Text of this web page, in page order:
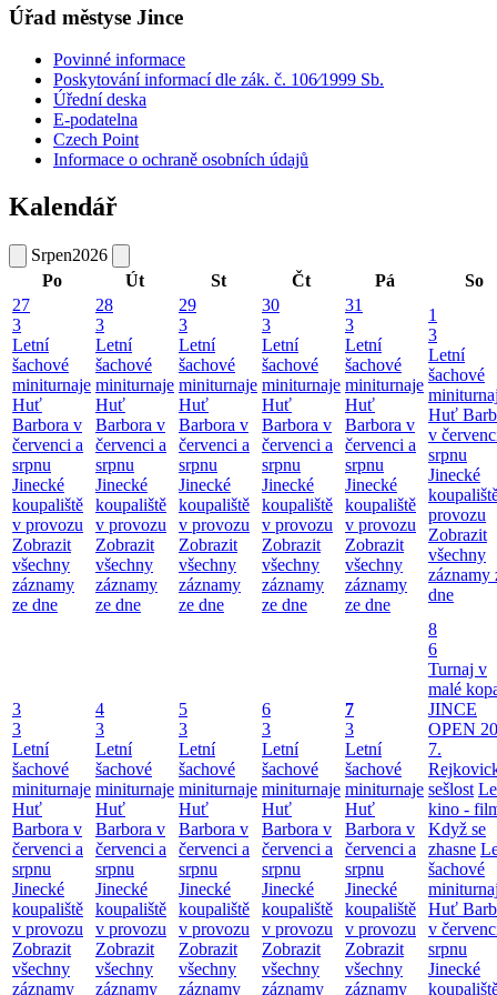
Úřad městyse Jince
Povinné informace
Poskytování informací dle zák. č. 106⁄1999 Sb.
Úřední deska
E-podatelna
Czech Point
Informace o ochraně osobních údajů
Kalendář
Srpen2026
Po
Út St Čt Pá
So
27
3
Letní
šachové
miniturnaje
Huť
Barbora v
červenci a
srpnu
Jinecké
koupaliště
v provozu
Zobrazit
všechny
záznamy
ze dne
28
3
Letní
šachové
miniturnaje
Huť
Barbora v
červenci a
srpnu
Jinecké
koupaliště
v provozu
Zobrazit
všechny
záznamy
ze dne
29
3
Letní
šachové
miniturnaje
Huť
Barbora v
červenci a
srpnu
Jinecké
koupaliště
v provozu
Zobrazit
všechny
záznamy
ze dne
30
3
Letní
šachové
miniturnaje
Huť
Barbora v
červenci a
srpnu
Jinecké
koupaliště
v provozu
Zobrazit
všechny
záznamy
ze dne
31
3
Letní
šachové
miniturnaje
Huť
Barbora v
červenci a
srpnu
Jinecké
koupaliště
v provozu
Zobrazit
všechny
záznamy
ze dne
1
3
Letní
šachové
Huť
v
srpnu
Jinecké
provozu
Zobrazit
všechny
záznamy
dne
3
3
Letní
šachové
miniturnaje
Huť
Barbora v
červenci a
srpnu
Jinecké
koupaliště
v provozu
Zobrazit
všechny
záznamy
4
3
Letní
šachové
miniturnaje
Huť
Barbora v
červenci a
srpnu
Jinecké
koupaliště
v provozu
Zobrazit
všechny
záznamy
5
3
Letní
šachové
miniturnaje
Huť
Barbora v
červenci a
srpnu
Jinecké
koupaliště
v provozu
Zobrazit
všechny
záznamy
6
3
Letní
šachové
miniturnaje
Huť
Barbora v
červenci a
srpnu
Jinecké
koupaliště
v provozu
Zobrazit
všechny
záznamy
7
3
Letní
šachové
miniturnaje
Huť
Barbora v
červenci a
srpnu
Jinecké
koupaliště
v provozu
Zobrazit
všechny
záznamy
8
6
Turnaj v
malé
JINCE
OPEN
7.
sešlost
kino -
Když se
zhasne
šachové
Huť
v
srpnu
Jinecké